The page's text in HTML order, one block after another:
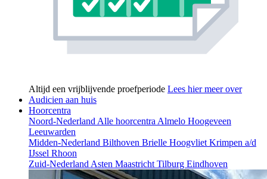
Altijd een vrijblijvende proefperiode Lees hier meer over
Audicien aan huis
Hoorcentra
Noord-NederlandAlle hoorcentraAlmelo Hoogeveen
Leeuwarden
Midden-Nederland Bilthoven Brielle HoogvlietKrimpen a/d
IJssel Rhoon
Zuid-NederlandAsten MaastrichtTilburg Eindhoven